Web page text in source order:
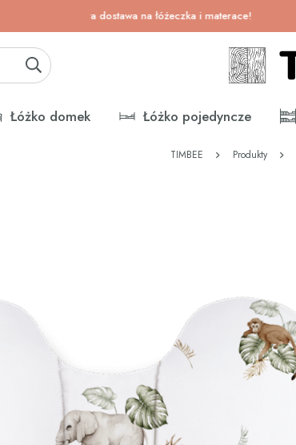
Darmowa dostawa na łóżeczka i materace!
Łóżko domek Łóżko pojedyncze
TIMBEE Produkty